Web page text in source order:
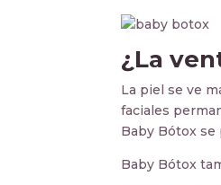
¿La
La piel se ve
faciales
Baby Bótox se
Baby Bótox